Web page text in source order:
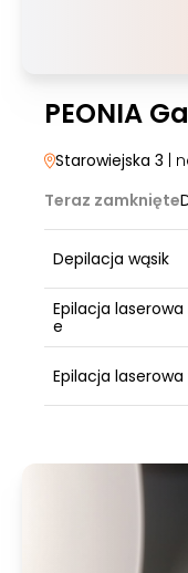
PEONIA
Starowiejska 3 |
Teraz zamknięte
Depilacja wąsik
Epilacja laserowa
e
Epilacja